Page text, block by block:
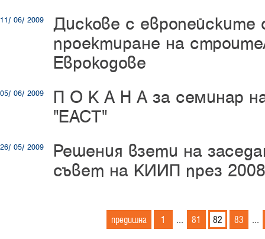
11/ 06/ 2009
Дискове с
проектиране на
Еврокодове
05/ 06/ 2009
П О К А Н А за семинар
"ЕАСТ"
26/ 05/ 2009
Решения взети на
съвет на КИИП през
предишна 1 ... 81 82 83 ...